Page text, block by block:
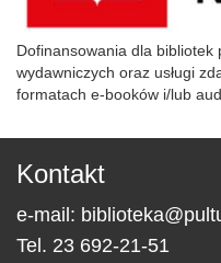
Dofinansowania dla
wydawniczych oraz usługi
formatach e-booków i/lub
Kontakt
e-mail:
Tel. 23 692-21-51